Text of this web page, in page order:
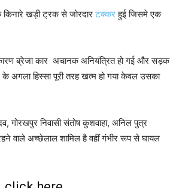
किनारे खड़ी ट्रक से जोरदारटक्करहुई जिसमे एक
ब्रेजा कार अचानक अनियंत्रित हो गई और सड़क
हिस्सा पूरी तरह खत्म हो गया केवल उसका
गोरखपुर निवासी संतोष कुशवाहा, अनिल पुत्र
वाले अच्छेलाल शामिल है वहीं गंभीर रूप से घायल